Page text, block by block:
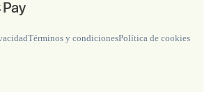
Términos y condicionesPolítica de cookies